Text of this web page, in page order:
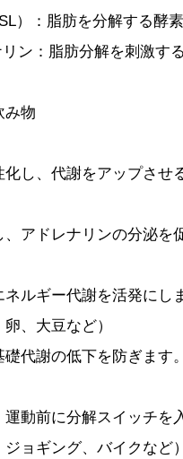
）：脂肪を分解する酵素
ン：脂肪分解を刺激す
み物
し、代謝をアップさせ
アドレナリンの分泌を
ルギー代謝を活発にし
、大豆など）
代謝の低下を防ぎます。
動前に分解スイッチを
ョギング、バイクなど）